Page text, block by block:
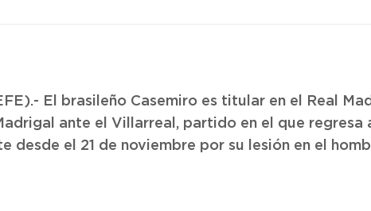
El brasileño Casemiro es titular en el Real
ante el Villarreal, partido en el que regresa
desde el 21 de noviembre por su lesión en el